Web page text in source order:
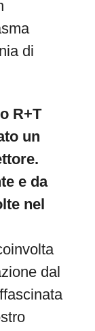
di
R+T
un
e da
nel
dal